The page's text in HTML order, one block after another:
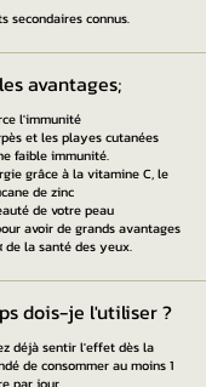
secondaires connus.
avantages;
l'immunité
et les playes cutanées
faible immunité.
grâce à la vitamine C, le
de zinc
de votre peau
avoir de grands avantages
de la santé des yeux.
dois-je l'utiliser ?
déjà sentir l'effet dès la
de consommer au moins 1